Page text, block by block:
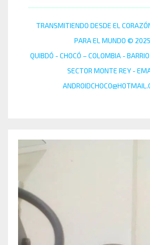
TRANSMITIENDO DESDE EL
PARA EL MUNDO © 2025
QUIBDÓ - CHOCÓ – COLOMBIA -
SECTOR MONTE REY -